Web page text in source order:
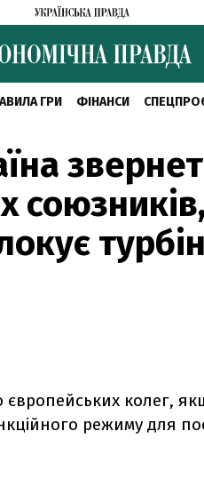
ГРИ ФІНАНСИ
європейських колег,
режиму для